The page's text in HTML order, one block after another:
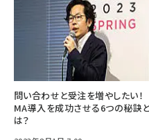
問い合わせと受注を増やしたい！
MA導入を成功させる6つの秘訣と
は？